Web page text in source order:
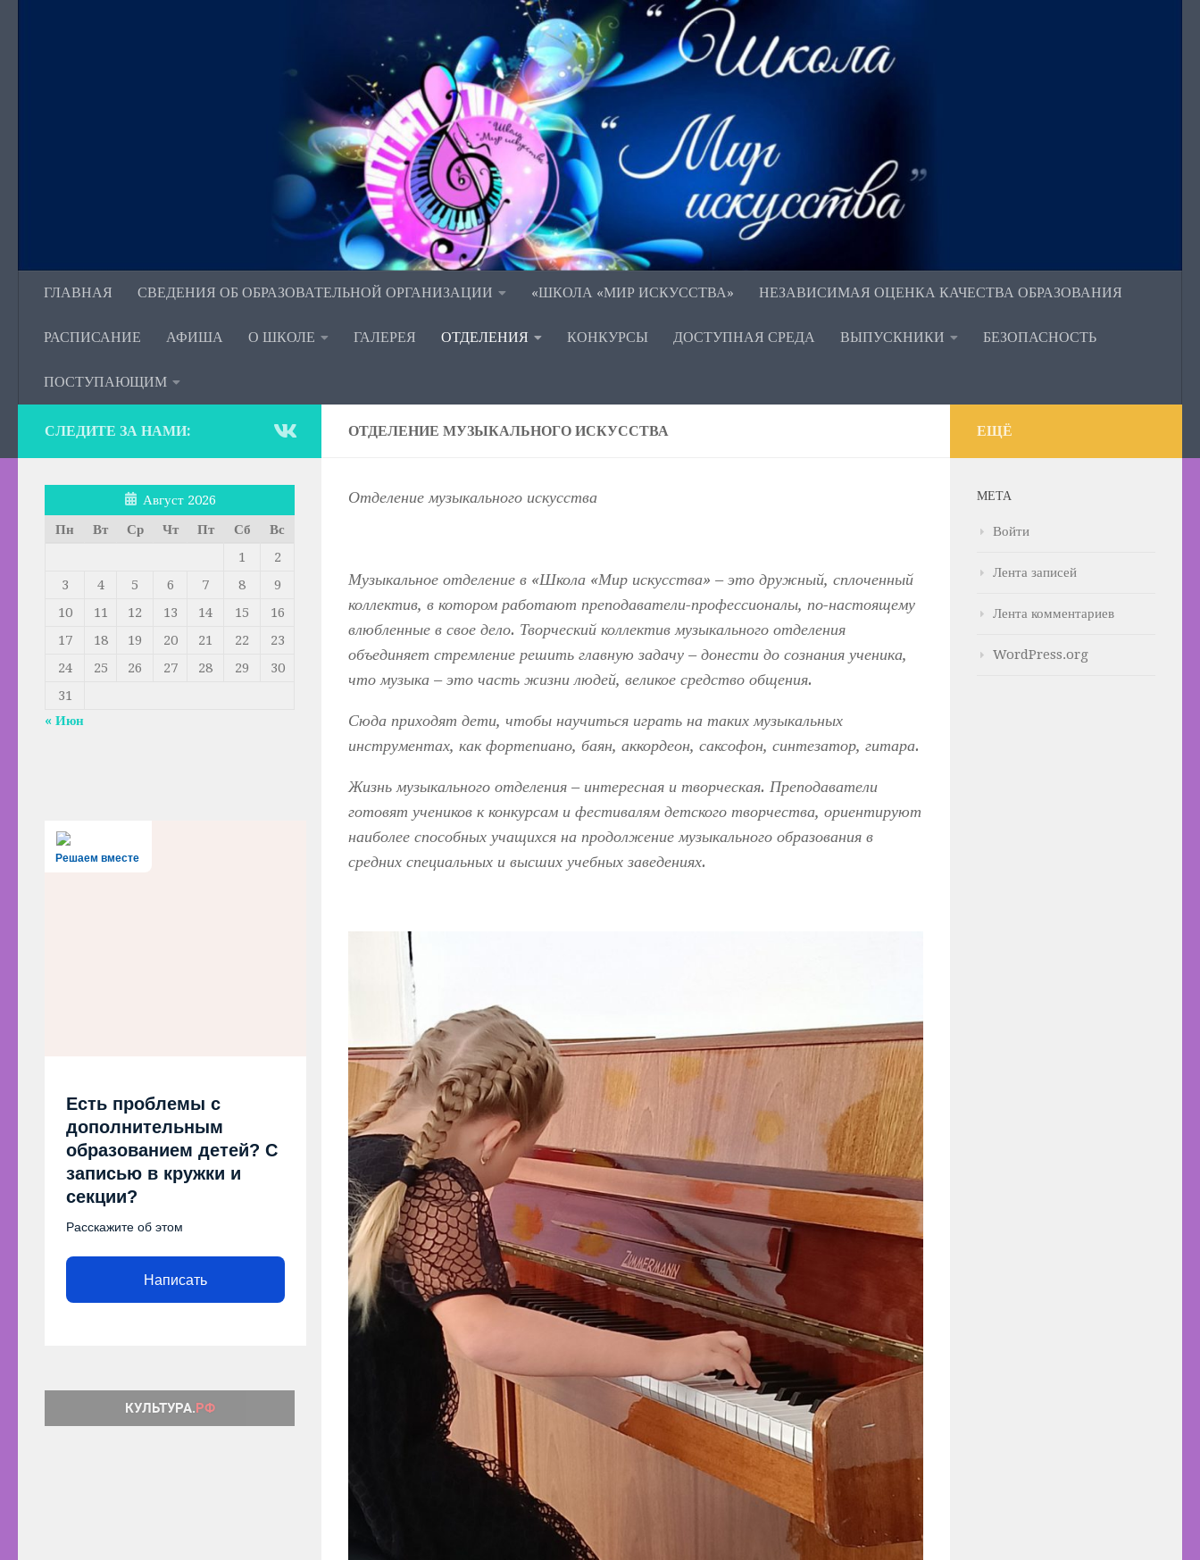
ГЛАВНАЯ СВЕДЕНИЯ ОБ ОБРАЗОВАТЕЛЬНОЙ ОРГАНИЗАЦИИ «ШКОЛА «МИР ИСКУССТВА» НЕЗАВИСИМАЯ ОЦЕНКА КАЧЕСТВА ОБРАЗОВАНИЯ
РАСПИСАНИЕ АФИША О ШКОЛЕ ГАЛЕРЕЯ ОТДЕЛЕНИЯ КОНКУРСЫ ДОСТУПНАЯ СРЕДА ВЫПУСКНИКИ БЕЗОПАСНОСТЬ
ПОСТУПАЮЩИМ
ОТДЕЛЕНИЕ МУЗЫКАЛЬНОГО ИСКУССТВА
Отделение музыкального искусства
Музыкальное отделение в «Школа «Мир искусства» – это дружный, сплоченный
коллектив, в котором работают преподаватели-профессионалы, по-настоящему
влюбленные в свое дело. Творческий коллектив музыкального отделения
объединяет стремление решить главную задачу – донести до сознания ученика,
что музыка – это часть жизни людей, великое средство общения.
Сюда приходят дети, чтобы научиться играть на таких музыкальных
инструментах, как фортепиано, баян, аккордеон, саксофон, синтезатор, гитара.
Жизнь музыкального отделения – интересная и творческая. Преподаватели
готовят учеников к конкурсам и фестивалям детского творчества, ориентируют
наиболее способных учащихся на продолжение музыкального образования в
средних специальных и высших учебных заведениях.
СЛЕДИТЕ ЗА НАМИ:
Август 2026
Пн
Вт Ср Чт Пт Сб
Вс
1
2
3
4 5 6 7 8
9
10
11 12 13 14 15
16
17
18 19 20 21 22
23
24
25 26 27 28 29
30
31
« Июн
Решаем вместе
Есть проблемы с
дополнительным
образованием детей? С
записью в кружки и
секции?
Расскажите об этом
Написать
ЕЩЁ
МЕТА
Войти
Лента записей
Лента комментариев
WordPress.org